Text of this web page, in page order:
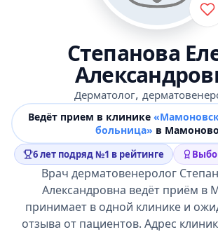
Степанова
Дерматолог,
Ведёт прием в клинике
больница» в Мамоново
6 лет подряд №1 в рейтинге
Врач дерматовенеролог
Александровна ведёт приём в
принимает в одной клинике и
отзыва от пациентов. Адрес